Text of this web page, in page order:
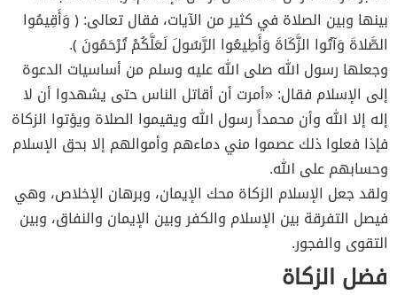
بينها وبين الصلاة في كثير من الآيات، فقال تعالى: ﴿ وَأَقِيمُوا
الصَّلاةَ وَآتُوا الزَّكَاةَ وَأَطِيعُوا الرَّسُولَ لَعَلَّكُمْ تُرْحَمُونَ ﴾.
وجعلها رسول الله صلى الله عليه وسلم من أساسيات الدعوة
إلى الإسلام فقال: «أمرت أن أقاتل الناس حتى يشهدوا أن لا
إله إلا الله وأن محمداً رسول الله ويقيموا الصلاة ويؤتوا الزكاة
فإذا فعلوا ذلك عصموا مني دماءهم وأموالهم إلا بحق الإسلام
وحسابهم على الله.
ولقد جعل الإسلام الزكاة محك الإيمان، وبرهان الإخلاص، وهي
فيصل التفرقة بين الإسلام والكفر وبين الإيمان والنفاق، وبين
التقوى والفجور.
فضل الزكاة